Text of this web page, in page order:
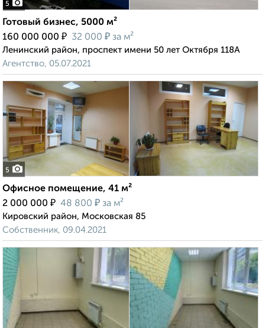
5
Готовый бизнес, 5000 м²
160 000 000 ₽ 32 000 ₽ за м²
Ленинский район, проспект имени 50 лет Октября 118А
Агентство, 05.07.2021
5
Офисное помещение, 41 м²
2 000 000 ₽ 48 800 ₽ за м²
Кировский район, Московская 85
Собственник, 09.04.2021